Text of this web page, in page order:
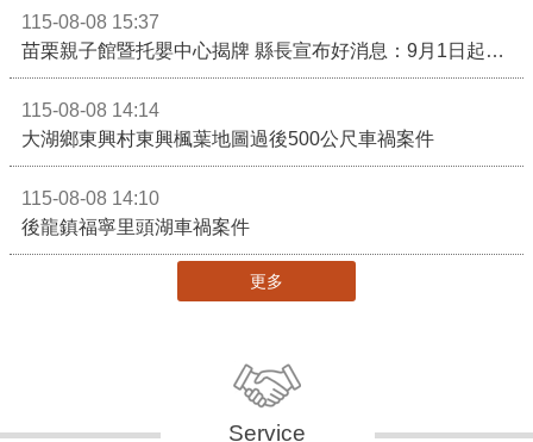
115-08-08 15:37
苗栗親子館暨托嬰中心揭牌 縣長宣布好消息：9月1日起調降臨時托嬰費用
115-08-08 14:14
大湖鄉東興村東興楓葉地圖過後500公尺車禍案件
115-08-08 14:10
後龍鎮福寧里頭湖車禍案件
更多